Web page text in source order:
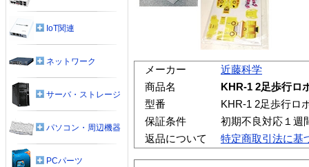
メーカー
近藤科学
商品名
KHR-1 2足歩行
型番
KHR-1 2足歩行ロ
保証条件
初期不良対応１週
返品について
特定商取引法に基
IoT関連
ネットワーク
サーバ・ストレージ
パソコン・周辺機器
PCパーツ